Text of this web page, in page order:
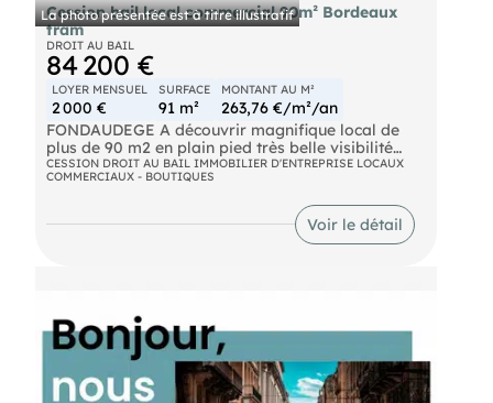
La photo présentée est à titre illustratif
Cession bail local commercial 90m² Bordeaux
tram
DROIT AU BAIL
84 200 €
LOYER MENSUEL
2 000 €
SURFACE
91 m²
MONTANT AU M²
263,76 €/m²/an
FONDAUDEGE A découvrir magnifique local de
plus de 90 m2 en plain pied très belle visibilité
face au tram bail neuf loyer 2000 euros prix de
cession 65 000 euros honoraires 5% du prix de
cession et 30% du loyer annuel ht contact nestenn
CESSION DROIT AU BAIL IMMOBILIER D'ENTREPRISE LOCAUX
COMMERCIAUX - BOUTIQUES
Voir le détail